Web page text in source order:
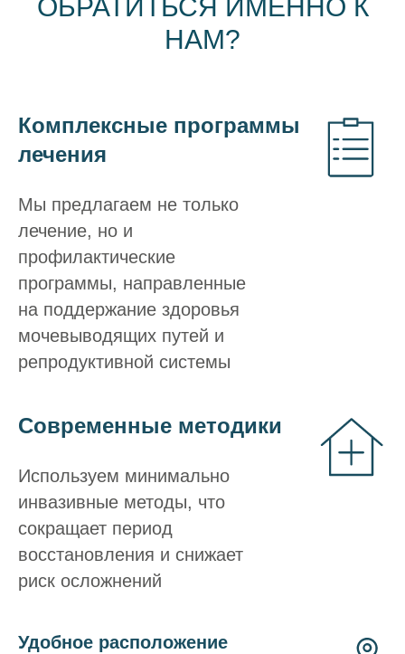
ОБРАТИТЬСЯ ИМЕННО К
НАМ?
Комплексные программы
лечения
Мы предлагаем не только
лечение, но и
профилактические
программы, направленные
на поддержание здоровья
мочевыводящих путей и
репродуктивной системы
Современные методики
Используем минимально
инвазивные методы, что
сокращает период
восстановления и снижает
риск осложнений
Удобное расположение